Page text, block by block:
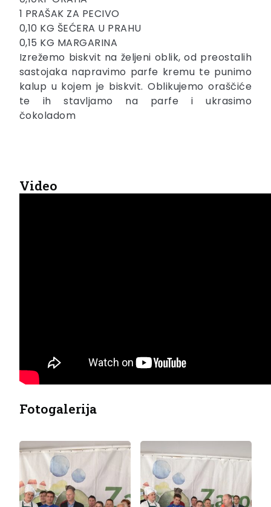
1 PRAŠAK ZA PECIVO
0,10 KG ŠEĆERA U PRAHU
0,15 KG MARGARINA
Izrežemo biskvit na željeni oblik, od preostalih
sastojaka napravimo parfe kremu te punimo
kalup u kojem je biskvit. Oblikujemo oraščiće
te ih stavljamo na parfe i ukrasimo
čokoladom
Video
Fotogalerija